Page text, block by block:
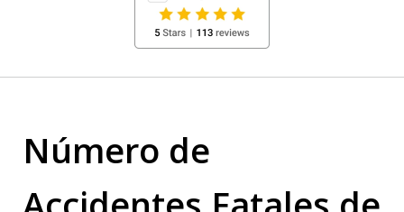
Immigration Attorneys
Número de